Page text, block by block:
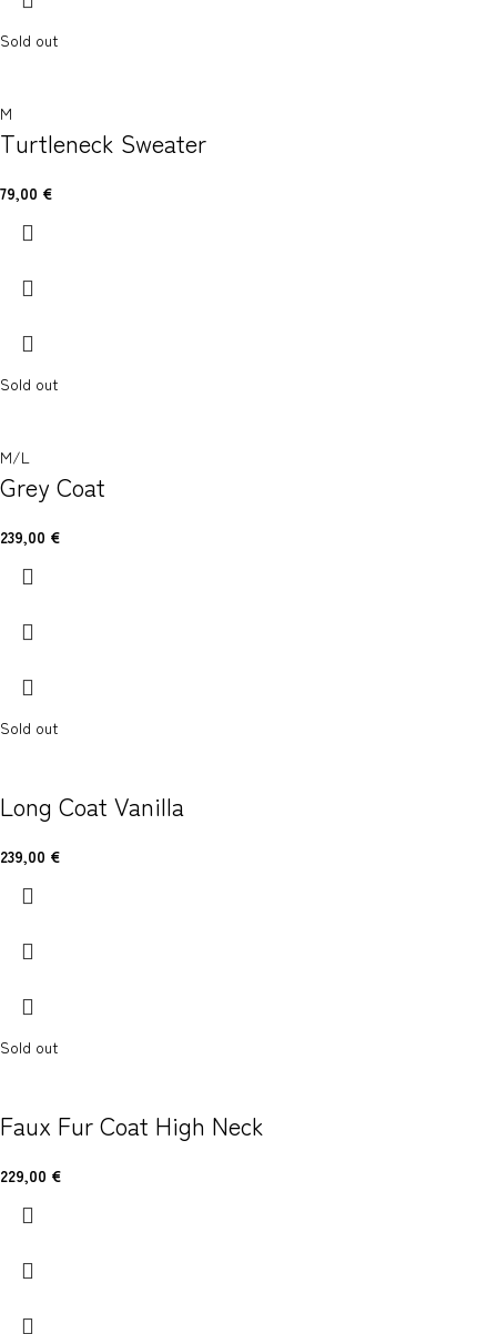
Sold out
M
Turtleneck Sweater
79,00 €
Sold out
M/L
Grey Coat
239,00 €
Sold out
Long Coat Vanilla
239,00 €
Sold out
Faux Fur Coat High Neck
229,00 €